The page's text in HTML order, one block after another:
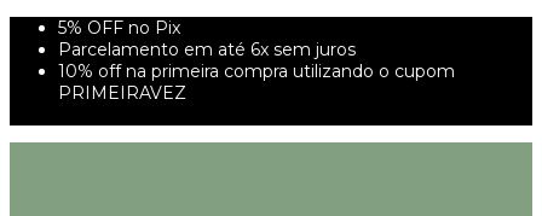
5% OFF no Pix
Parcelamento em até 6x sem juros
10% off na primeira compra utilizando o cupom
PRIMEIRAVEZ